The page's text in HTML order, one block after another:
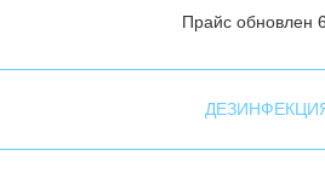
Прайс обновлен